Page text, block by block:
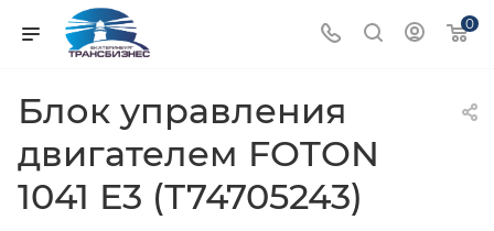
0
Блок управления
двигателем FOTON
1041 Е3 (Т74705243)